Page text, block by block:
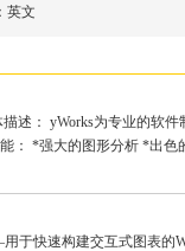
英文
述： yWorks为专业的软
： *强大的图形分析 *出色
于快速构建交互式图表的